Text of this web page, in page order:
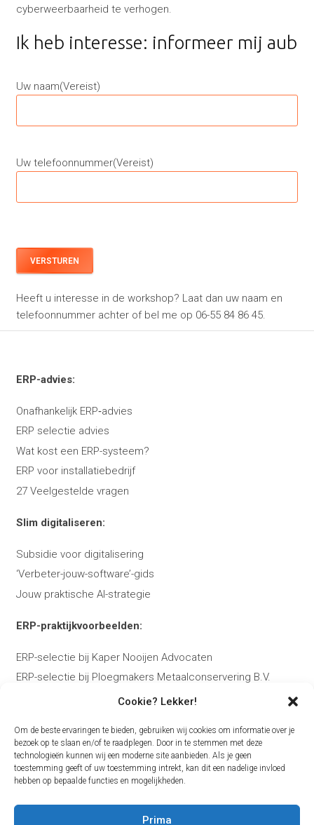
Cookie? Lekker!
Om de beste ervaringen te bieden, gebruiken wij cookies om informatie over je
bezoek op te slaan en/of te raadplegen. Door in te stemmen met deze
technologieën kunnen wij een moderne site aanbieden. Als je geen
toestemming geeft of uw toestemming intrekt, kan dit een nadelige invloed
hebben op bepaalde functies en mogelijkheden.
Prima
cyberweerbaarheid te verhogen.
Ik heb interesse: informeer mij aub
Uw naam(Vereist)
Uw telefoonnummer(Vereist)
Heeft u interesse in de workshop? Laat dan uw naam en
telefoonnummer achter of bel me op 06-55 84 86 45.
ERP-advies:
Onafhankelijk ERP‑advies
ERP selectie advies
Wat kost een ERP-systeem?
ERP voor installatiebedrijf
27 Veelgestelde vragen
Slim digitaliseren:
Subsidie voor digitalisering
‘Verbeter-jouw-software’-gids
Jouw praktische AI-strategie
ERP-praktijkvoorbeelden:
ERP-selectie bij Kaper Nooijen Advocaten
ERP-selectie bij Ploegmakers Metaalconservering B.V.
Over Bas Kierkels
Plan je ERP-adviesgesprek
Contact